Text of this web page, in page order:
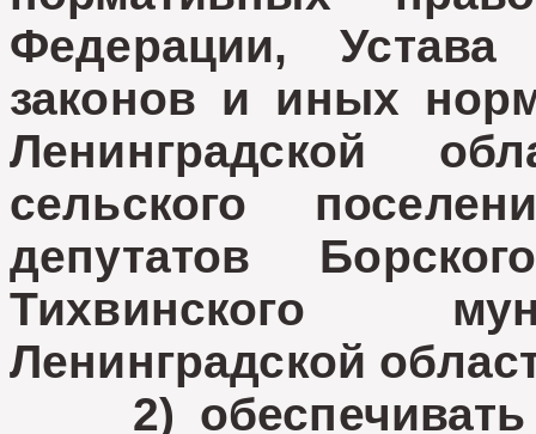
Федерации, Устава
законов и иных
Ленинградской
сельского
депутатов
Тихвинского
Ленинградской
2) обеспечивать